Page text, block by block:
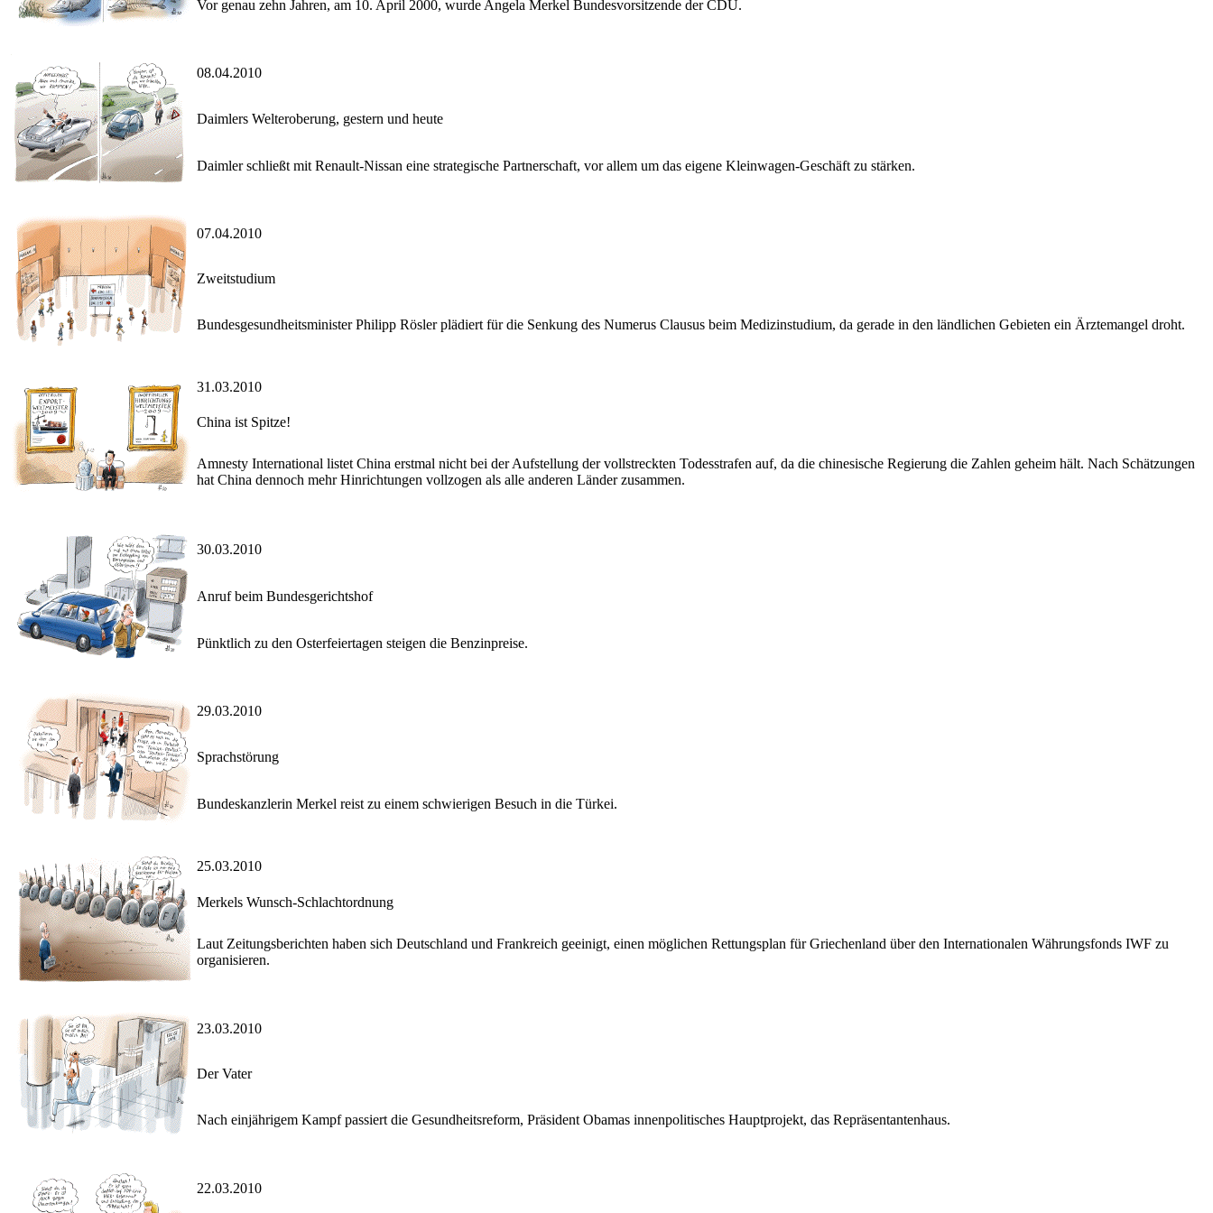
Vor genau zehn Jahren, am 10. April 2000, wurde Angela Merkel Bundesvorsitzende der CDU.
08.04.2010
Daimlers Welteroberung, gestern und heute
Daimler schließt mit Renault-Nissan eine strategische Partnerschaft, vor allem um das eigene Kleinwagen-Geschäft zu stärken.
07.04.2010
Zweitstudium
Bundesgesundheitsminister Philipp Rösler plädiert für die Senkung des Numerus Clausus beim Medizinstudium, da gerade in den ländlichen Gebieten ein Ärztemangel droht.
31.03.2010
China ist Spitze!
Amnesty International listet China erstmal nicht bei der Aufstellung der vollstreckten Todesstrafen auf, da die chinesische Regierung die Zahlen geheim hält. Nach Schätzungen
hat China dennoch mehr Hinrichtungen vollzogen als alle anderen Länder zusammen.
30.03.2010
Anruf beim Bundesgerichtshof
Pünktlich zu den Osterfeiertagen steigen die Benzinpreise.
29.03.2010
Sprachstörung
Bundeskanzlerin Merkel reist zu einem schwierigen Besuch in die Türkei.
25.03.2010
Merkels Wunsch-Schlachtordnung
Laut Zeitungsberichten haben sich Deutschland und Frankreich geeinigt, einen möglichen Rettungsplan für Griechenland über den Internationalen Währungsfonds IWF zu
organisieren.
23.03.2010
Der Vater
Nach einjährigem Kampf passiert die Gesundheitsreform, Präsident Obamas innenpolitisches Hauptprojekt, das Repräsentantenhaus.
22.03.2010